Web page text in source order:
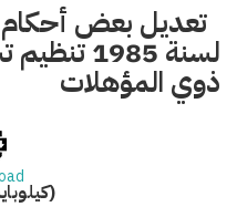
لسنة
ذوي المؤهلات
(22.47 كيلوبايت)